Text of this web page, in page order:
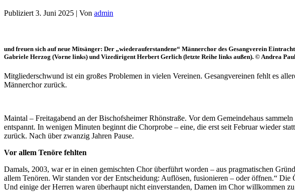
Publiziert 3. Juni 2025 | Von admin
und freuen sich auf neue Mitsänger: Der „wiederauferstandene“ Männerchor des Gesangverein
Gabriele Herzog (Vorne links) und Vizedirigent Herbert Gerlich (letzte Reihe links außen). © Andrea
Mitgliederschwund ist ein großes Problemen in vielen Vereinen. Gesangvereinen fehlt es
Männerchor zurück.
Maintal – Freitagabend an der Bischofsheimer Rhönstraße. Vor dem Gemeindehaus
entspannt. In wenigen Minuten beginnt die Chorprobe – eine, die erst seit Februar wieder
zurück. Nach über zwanzig Jahren Pause.
Vor allem Tenöre fehlten
Damals, 2003, war er in einen gemischten Chor überführt worden – aus pragmatischen
allem Tenören. Wir standen vor der Entscheidung: Auflösen, fusionieren – oder öffnen.“
Und einige der Herren waren überhaupt nicht einverstanden, Damen im Chor willkommen